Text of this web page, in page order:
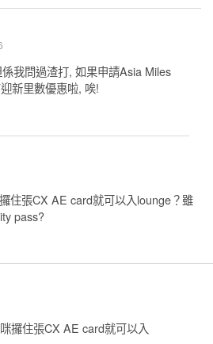
我問過渣打, 如果申請Asia Miles
新里數優惠啦, 唉!
住張CX AE card就可以入lounge？雖
pass?
攞住張CX AE card就可以入